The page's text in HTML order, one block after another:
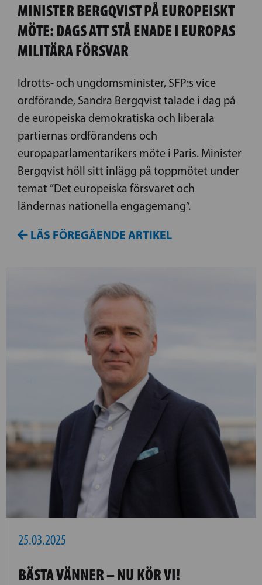
MINISTER BERGQVIST PÅ EUROPEISKT
MÖTE: DAGS ATT STÅ ENADE I EUROPAS
MILITÄRA FÖRSVAR
Idrotts- och ungdomsminister, SFP:s vice
ordförande, Sandra Bergqvist talade i dag på
de europeiska demokratiska och liberala
partiernas ordförandens och
europaparlamentarikers möte i Paris. Minister
Bergqvist höll sitt inlägg på toppmötet under
temat ”Det europeiska försvaret och
ländernas nationella engagemang”.
LÄS FÖREGÅENDE ARTIKEL
25.03.2025
BÄSTA VÄNNER – NU KÖR VI!